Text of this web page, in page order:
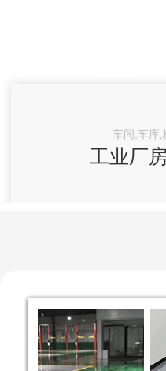
车间,车库,
工业厂